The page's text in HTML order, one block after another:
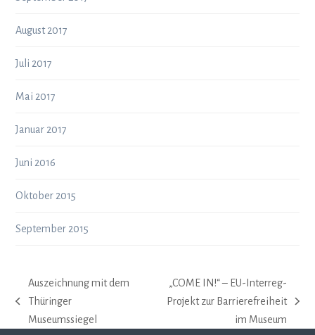
August 2017
Juli 2017
Mai 2017
Januar 2017
Juni 2016
Oktober 2015
September 2015
vorheriger
Beitrag:
Auszeichnung mit dem
Thüringer
Museumssiegel
Nächster
Beitrag:
„COME IN!“ – EU-Interreg-
Projekt zur Barrierefreiheit
im Museum